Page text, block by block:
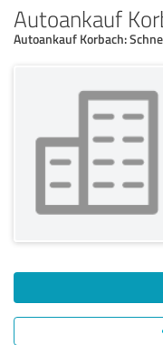
Autoankauf
Autoankauf Korbach: